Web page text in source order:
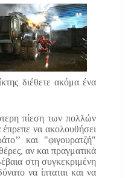
διέθετε ακόμα ένα
πίεση των πολλών
να ακολουθήσει
και "φιγουρατζή"
αν και πραγματικά
στη συγκεκριμένη
να ίπταται και να